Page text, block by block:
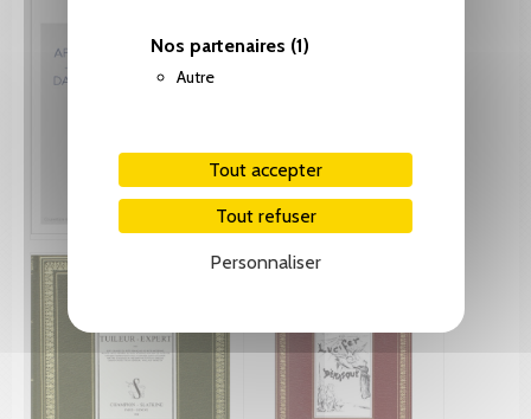
Nos partenaires (1)
Autre
Tout accepter
Tout refuser
Personnaliser